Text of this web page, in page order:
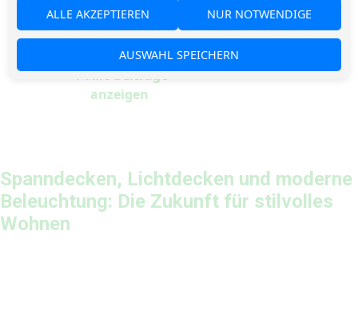
→ Alle Beiträge
anzeigen
Spanndecken, Lichtdecken und moderne
Beleuchtung: Die Zukunft für stilvolles
Wohnen
ALLE AKZEPTIEREN NUR NOTWENDIGE
AUSWAHL SPEICHERN